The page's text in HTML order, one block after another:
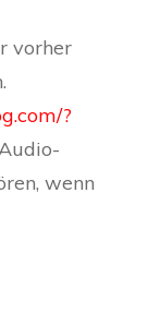
vorher
?
wenn